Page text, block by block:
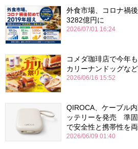
外食市場、コロナ禍
3282億円に
2026/07/01 16:24
コメダ珈琲店で今年
カリーナンドッグな
2026/06/16 15:52
QIROCA、ケーブル
ッテリーを発売 準
で安全性と携帯性を
2026/06/09 01:40